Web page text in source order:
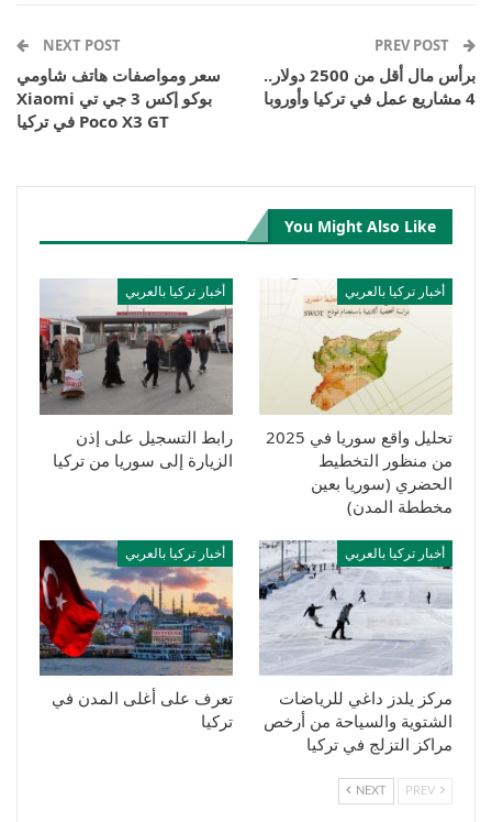
برأس مال أقل من 2500 دولار..
4 مشاريع عمل في تركيا وأوروبا
NEXT POST
سعر ومواصفات هاتف شاومي
بوكو إكس 3 جي تي Xiaomi
Poco X3 GT في تركيا
You Might Also Like
أخبار تركيا بالعربي
تحليل واقع سوريا في 2025
من منظور التخطيط
الحضري (سوريا بعين
مخططة المدن)
أخبار تركيا بالعربي
رابط التسجيل على إذن
الزيارة إلى سوريا من تركيا
أخبار تركيا بالعربي
مركز يلدز داغي للرياضات
الشتوية والسياحة من أرخص
مراكز التزلج في تركيا
أخبار تركيا بالعربي
تعرف على أغلى المدن في
تركيا
NEXT